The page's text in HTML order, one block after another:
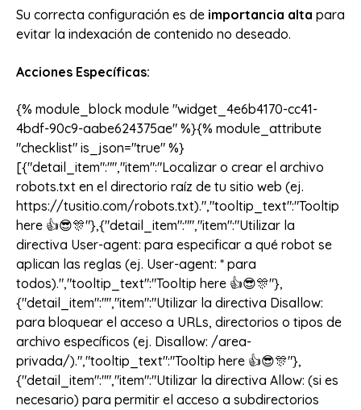
Su correcta configuración es de importancia alta para
evitar la indexación de contenido no deseado.
Acciones Específicas:
{% module_block module "widget_4e6b4170-cc41-
4bdf-90c9-aabe624375ae" %}{% module_attribute
"checklist" is_json="true" %}
[{"detail_item":"","item":"Localizar o crear el archivo
robots.txt en el directorio raíz de tu sitio web (ej.
https://tusitio.com/robots.txt).","tooltip_text":"Tooltip
here 👍😎🎊"},{"detail_item":"","item":"Utilizar la
directiva User-agent: para especificar a qué robot se
aplican las reglas (ej. User-agent: * para
todos).","tooltip_text":"Tooltip here 👍😎🎊"},
{"detail_item":"","item":"Utilizar la directiva Disallow:
para bloquear el acceso a URLs, directorios o tipos de
archivo específicos (ej. Disallow: /area-
privada/).","tooltip_text":"Tooltip here 👍😎🎊"},
{"detail_item":"","item":"Utilizar la directiva Allow: (si es
necesario) para permitir el acceso a subdirectorios